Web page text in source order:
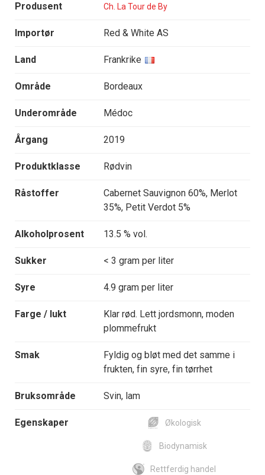
Produsent Ch. La Tour de By
Importør Red & White AS
Land Frankrike
Område Bordeaux
Underområde Médoc
Årgang 2019
Produktklasse Rødvin
Råstoffer
Cabernet Sauvignon 60%, Merlot
35%, Petit Verdot 5%
Alkoholprosent 13.5 % vol.
Sukker < 3 gram per liter
Syre 4.9 gram per liter
Farge / lukt
Klar rød. Lett jordsmonn, moden
plommefrukt
Smak
Fyldig og bløt med det samme i
frukten, fin syre, fin tørrhet
Bruksområde Svin, lam
Egenskaper Økologisk
Biodynamisk
Rettferdig handel